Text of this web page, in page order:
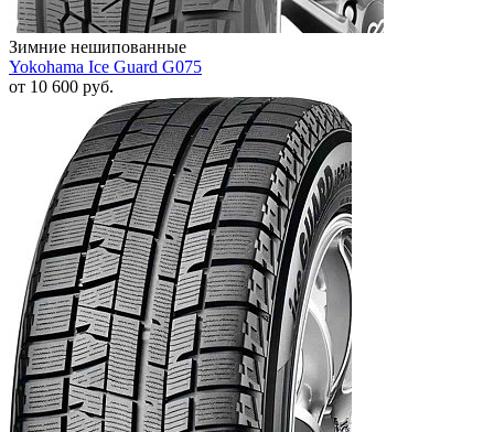
Зимние нешипованные
Yokohama Ice Guard G075
от 10 600 руб.